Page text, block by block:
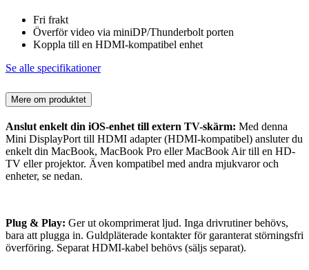
Fri frakt
Överför video via miniDP/Thunderbolt porten
Koppla till en HDMI-kompatibel enhet
Se alle specifikationer
Mere om produktet
Anslut enkelt din iOS-enhet till extern TV-skärm: Med denna
Mini DisplayPort till HDMI adapter (HDMI-kompatibel) ansluter du
enkelt din MacBook, MacBook Pro eller MacBook Air till en HD-
TV eller projektor. Även kompatibel med andra mjukvaror och
enheter, se nedan.
Plug & Play: Ger ut okomprimerat ljud. Inga drivrutiner behövs,
bara att plugga in. Guldpläterade kontakter för garanterat störningsfri
överföring. Separat HDMI-kabel behövs (säljs separat).